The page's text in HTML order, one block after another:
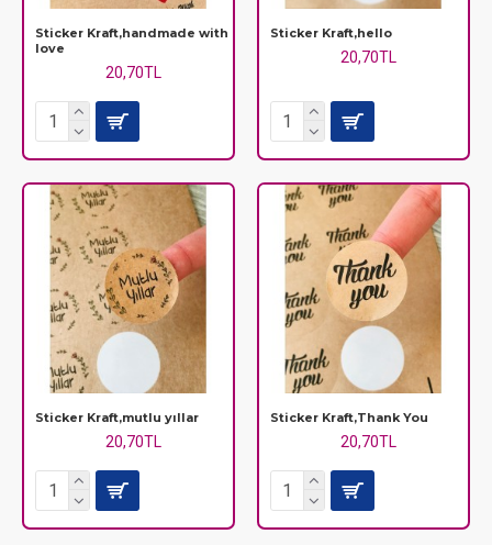
Sticker Kraft,handmade with
love
20,70TL
Sticker Kraft,hello
20,70TL
Sticker Kraft,mutlu yıllar
20,70TL
Sticker Kraft,Thank You
20,70TL